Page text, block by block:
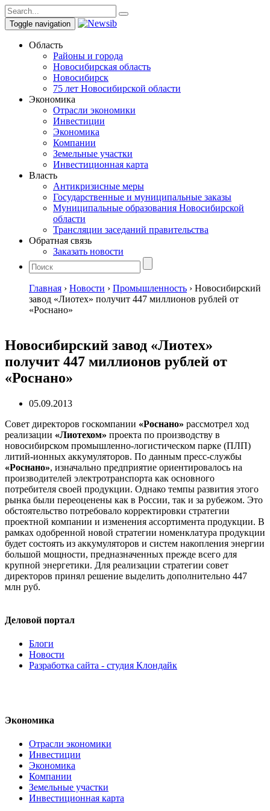
Toggle navigation
Область
Районы и города
Новосибирская область
Новосибирск
75 лет Новосибирской области
Экономика
Отрасли экономики
Инвестиции
Экономика
Компании
Земельные участки
Инвестиционная карта
Власть
Антикризисные меры
Государственные и муниципальные заказы
Муниципальные образования Новосибирской
области
Трансляции заседаний правительства
Обратная связь
Заказать новости
Главная › Новости › Промышленность › Новосибирский
завод «Лиотех» получит 447 миллионов рублей от
«Роснано»
Новосибирский завод «Лиотех»
получит 447 миллионов рублей от
«Роснано»
05.09.2013
Совет директоров госкомпании «Роснано» рассмотрел ход
реализации «Лиотехом» проекта по производству в
новосибирском промышленно-логистическом парке (ПЛП)
литий-ионных аккумуляторов. По данным пресс-службы
«Роснано», изначально предприятие ориентировалось на
производителей электротранспорта как основного
потребителя своей продукции. Однако темпы развития этого
рынка были переоценены как в России, так и за рубежом. Это
обстоятельство потребовало корректировки стратегии
проектной компании и изменения ассортимента продукции. В
рамках одобренной новой стратегии номенклатура продукции
будет состоять из аккумуляторов и систем накопления энергии
большой мощности, предназначенных прежде всего для
крупной энергетики. Для реализации стратегии совет
директоров принял решение выделить дополнительно 447
млн руб.
Деловой портал
Блоги
Новости
Разработка сайта - студия Клондайк
Экономика
Отрасли экономики
Инвестиции
Экономика
Компании
Земельные участки
Инвестиционная карта